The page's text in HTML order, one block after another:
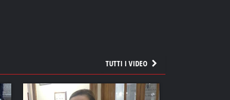
TUTTI I VIDEO